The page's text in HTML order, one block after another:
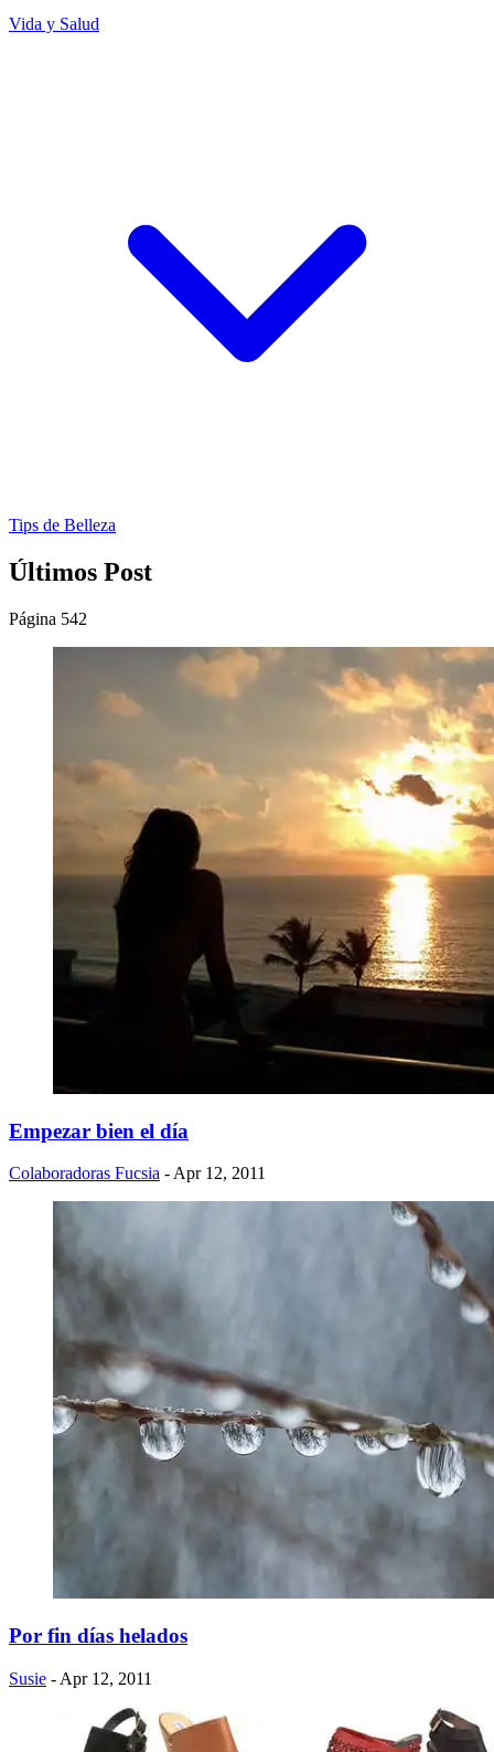
Vida y Salud
Tips de Belleza
Últimos Post
Página 542
Empezar bien el día
Colaboradoras Fucsia - Apr 12, 2011
Por fin días helados
Susie - Apr 12, 2011